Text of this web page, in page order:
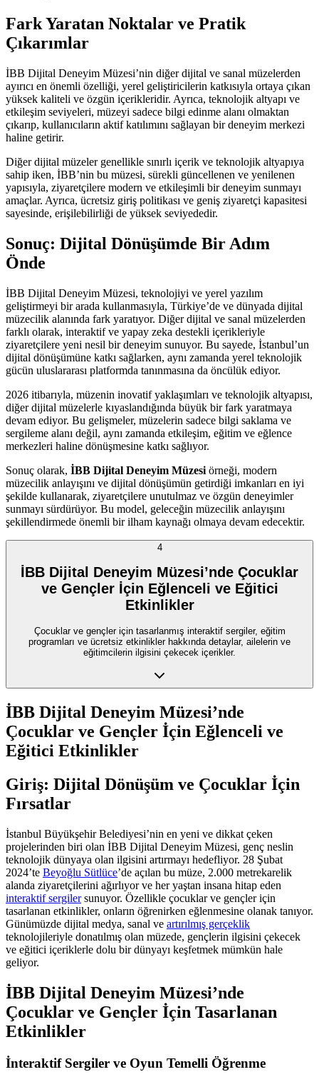
Fark Yaratan Noktalar ve Pratik
Çıkarımlar
İBB Dijital Deneyim Müzesi’nin diğer dijital ve sanal müzelerden
ayırıcı en önemli özelliği, yerel geliştiricilerin katkısıyla ortaya çıkan
yüksek kaliteli ve özgün içerikleridir. Ayrıca, teknolojik altyapı ve
etkileşim seviyeleri, müzeyi sadece bilgi edinme alanı olmaktan
çıkarıp, kullanıcıların aktif katılımını sağlayan bir deneyim merkezi
haline getirir.
Diğer dijital müzeler genellikle sınırlı içerik ve teknolojik altyapıya
sahip iken, İBB’nin bu müzesi, sürekli güncellenen ve yenilenen
yapısıyla, ziyaretçilere modern ve etkileşimli bir deneyim sunmayı
amaçlar. Ayrıca, ücretsiz giriş politikası ve geniş ziyaretçi kapasitesi
sayesinde, erişilebilirliği de yüksek seviyededir.
Sonuç: Dijital Dönüşümde Bir Adım
Önde
İBB Dijital Deneyim Müzesi, teknolojiyi ve yerel yazılım
geliştirmeyi bir arada kullanmasıyla, Türkiye’de ve dünyada dijital
müzecilik alanında fark yaratıyor. Diğer dijital ve sanal müzelerden
farklı olarak, interaktif ve yapay zeka destekli içerikleriyle
ziyaretçilere yeni nesil bir deneyim sunuyor. Bu sayede, İstanbul’un
dijital dönüşümüne katkı sağlarken, aynı zamanda yerel teknolojik
gücün uluslararası platformda tanınmasına da öncülük ediyor.
2026 itibarıyla, müzenin inovatif yaklaşımları ve teknolojik altyapısı,
diğer dijital müzelerle kıyaslandığında büyük bir fark yaratmaya
devam ediyor. Bu gelişmeler, müzelerin sadece bilgi saklama ve
sergileme alanı değil, aynı zamanda etkileşim, eğitim ve eğlence
merkezleri haline dönüşmesine katkı sağlıyor.
Sonuç olarak, İBB Dijital Deneyim Müzesi örneği, modern
müzecilik anlayışını ve dijital dönüşümün getirdiği imkanları en iyi
şekilde kullanarak, ziyaretçilere unutulmaz ve özgün deneyimler
sunmayı sürdürüyor. Bu model, geleceğin müzecilik anlayışını
şekillendirmede önemli bir ilham kaynağı olmaya devam edecektir.
4
İBB Dijital Deneyim Müzesi’nde Çocuklar
ve Gençler İçin Eğlenceli ve Eğitici
Etkinlikler
Çocuklar ve gençler için tasarlanmış interaktif sergiler, eğitim
programları ve ücretsiz etkinlikler hakkında detaylar, ailelerin ve
eğitimcilerin ilgisini çekecek içerikler.
İBB Dijital Deneyim Müzesi’nde
Çocuklar ve Gençler İçin Eğlenceli ve
Eğitici Etkinlikler
Giriş: Dijital Dönüşüm ve Çocuklar İçin
Fırsatlar
İstanbul Büyükşehir Belediyesi’nin en yeni ve dikkat çeken
projelerinden biri olan İBB Dijital Deneyim Müzesi, genç neslin
teknolojik dünyaya olan ilgisini artırmayı hedefliyor. 28 Şubat
2024’te Beyoğlu Sütlüce’de açılan bu müze, 2.000 metrekarelik
alanda ziyaretçilerini ağırlıyor ve her yaştan insana hitap eden
interaktif sergilersunuyor. Özellikle çocuklar ve gençler için
tasarlanan etkinlikler, onların öğrenirken eğlenmesine olanak tanıyor.
Günümüzde dijital medya, sanal ve artırılmış gerçeklik
teknolojileriyle donatılmış olan müzede, gençlerin ilgisini çekecek
ve eğitici içeriklerle dolu bir dünyayı keşfetmek mümkün hale
geliyor.
İBB Dijital Deneyim Müzesi’nde
Çocuklar ve Gençler İçin Tasarlanan
Etkinlikler
İnteraktif Sergiler ve Oyun Temelli Öğrenme